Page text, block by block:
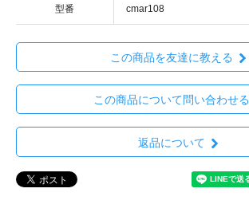
型番 cmar108
この商品を友達に教える
この商品について問い合わせる
返品について